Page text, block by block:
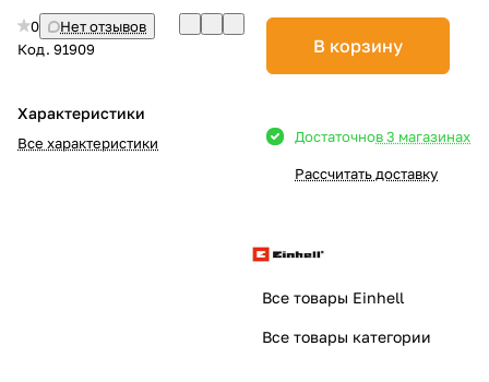
0
Нет отзывов
Код. 91909
Характеристики
Все характеристики
В корзину
Достаточнов 3 магазинах
Рассчитать доставку
Все товары Einhell
Все товары категории
Сегодня
25%
в корзину
% картой любого банка